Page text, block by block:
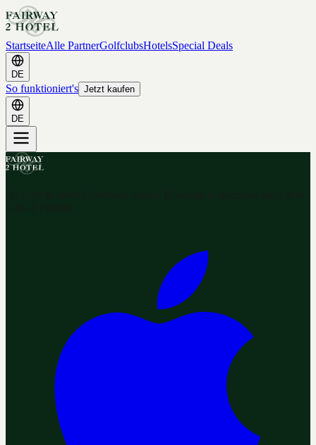
StartseiteAlle PartnerGolfclubsHotelsSpecial Deals
DE
So funktioniert's Jetzt kaufen
DE